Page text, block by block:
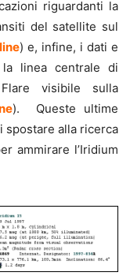
riguardanti la
del satellite sul
) e, infine, i dati e
linea centrale di
visibile sulla
). Queste ultime
spostare alla ricerca
ammirare l’Iridium